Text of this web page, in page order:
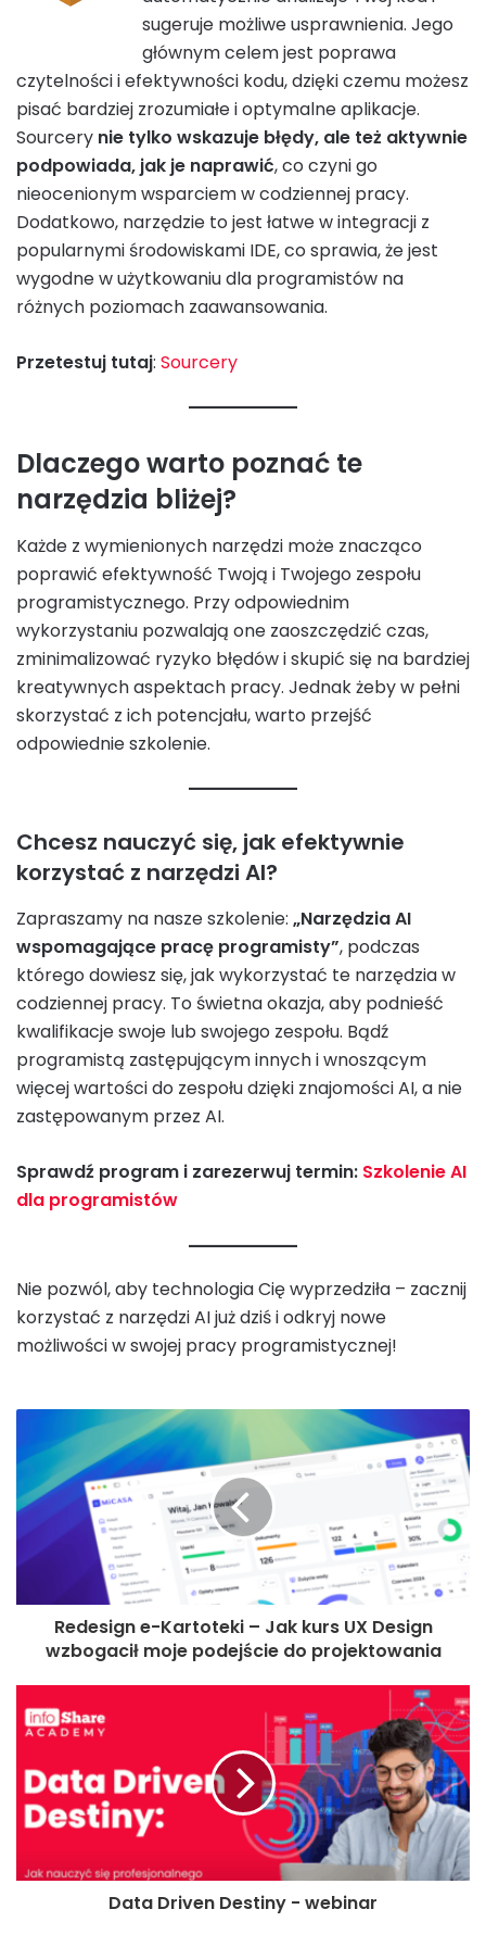
sugeruje możliwe usprawnienia. Jego
głównym celem jest poprawa
czytelności i efektywności kodu, dzięki czemu możesz
pisać bardziej zrozumiałe i optymalne aplikacje.
Sourcery nie tylko wskazuje błędy, ale też aktywnie
podpowiada, jak je naprawić, co czyni go
nieocenionym wsparciem w codziennej pracy.
Dodatkowo, narzędzie to jest łatwe w integracji z
popularnymi środowiskami IDE, co sprawia, że jest
wygodne w użytkowaniu dla programistów na
różnych poziomach zaawansowania.
Przetestuj tutaj: Sourcery
Dlaczego warto poznać te
narzędzia bliżej?
Każde z wymienionych narzędzi może znacząco
poprawić efektywność Twoją i Twojego zespołu
programistycznego. Przy odpowiednim
wykorzystaniu pozwalają one zaoszczędzić czas,
zminimalizować ryzyko błędów i skupić się na bardziej
kreatywnych aspektach pracy. Jednak żeby w pełni
skorzystać z ich potencjału, warto przejść
odpowiednie szkolenie.
Chcesz nauczyć się, jak efektywnie
korzystać z narzędzi AI?
Zapraszamy na nasze szkolenie: „Narzędzia AI
wspomagające pracę programisty”, podczas
którego dowiesz się, jak wykorzystać te narzędzia w
codziennej pracy. To świetna okazja, aby podnieść
kwalifikacje swoje lub swojego zespołu. Bądź
programistą zastępującym innych i wnoszącym
więcej wartości do zespołu dzięki znajomości AI, a nie
zastępowanym przez AI.
Sprawdź program i zarezerwuj termin: Szkolenie AI
dla programistów
Nie pozwól, aby technologia Cię wyprzedziła – zacznij
korzystać z narzędzi AI już dziś i odkryj nowe
możliwości w swojej pracy programistycznej!
Redesign e-Kartoteki – Jak kurs UX Design
wzbogacił moje podejście do projektowania
Data Driven Destiny - webinar